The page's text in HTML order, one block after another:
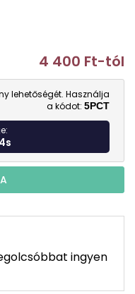
4 400 Ft-tól
lehetőségét. Használja
a kódot: 5PCT
ingyen